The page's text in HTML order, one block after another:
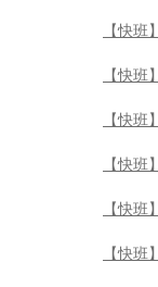
【快班
【快班
【快
【快班
【快班
【快